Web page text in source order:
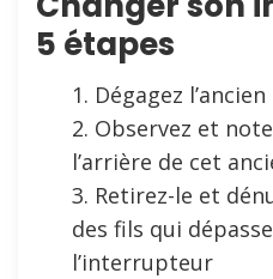
5 étapes
Dégagez
Observez et
l’arrière de cet
Retirez-le et
des fils qui
l’interrupteur